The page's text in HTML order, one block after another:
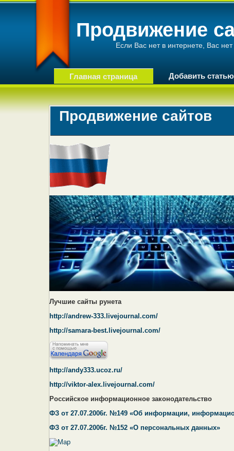
Продвижение
Если Вас нет в интернете, Вас
Главная страница Добавить статью
Продвижение сайтов
Лучшие сайты рунета
http://andrew-333.livejournal.com/
http://samara-best.livejournal.com/
http://andy333.ucoz.ru/
http://viktor-alex.livejournal.com/
Российское информационное законодательство
ФЗ от 27.07.2006г. №149 «Об информации,
ФЗ от 27.07.2006г. №152 «О персональных данных»